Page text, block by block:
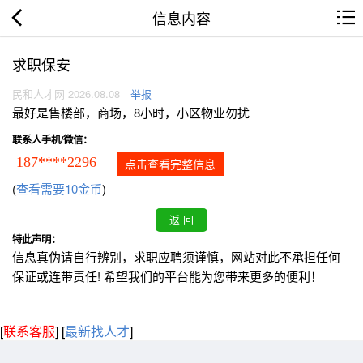
信息内容
求职保安
民和人才网 2026.08.08 举报
最好是售楼部，商场，8小时，小区物业勿扰
联系人手机/微信：
187****2296 点击查看完整信息
(查看需要10金币)
特此声明：
信息真伪请自行辨别，求职应聘须谨慎，网站对此不承担任何
保证或连带责任! 希望我们的平台能为您带来更多的便利！
[联系客服] [最新找人才]